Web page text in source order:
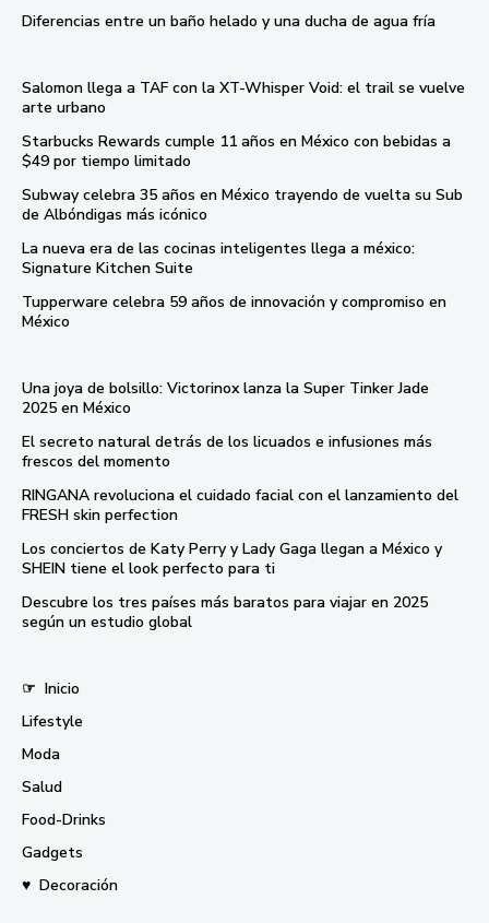
Diferencias entre un baño helado y una ducha de agua fría
Salomon llega a TAF con la XT-Whisper Void: el trail se vuelve
arte urbano
Starbucks Rewards cumple 11 años en México con bebidas a
$49 por tiempo limitado
Subway celebra 35 años en México trayendo de vuelta su Sub
de Albóndigas más icónico
La nueva era de las cocinas inteligentes llega a méxico:
Signature Kitchen Suite
Tupperware celebra 59 años de innovación y compromiso en
México
Una joya de bolsillo: Victorinox lanza la Super Tinker Jade
2025 en México
El secreto natural detrás de los licuados e infusiones más
frescos del momento
RINGANA revoluciona el cuidado facial con el lanzamiento del
FRESH skin perfection
Los conciertos de Katy Perry y Lady Gaga llegan a México y
SHEIN tiene el look perfecto para ti
Descubre los tres países más baratos para viajar en 2025
según un estudio global
☞ Inicio
Lifestyle
Moda
Salud
Food-Drinks
Gadgets
♥ Decoración